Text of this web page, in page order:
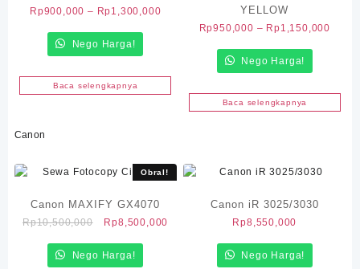
Rp900,000 – Rp1,300,000Rentang
Rp1,300,000
Nego Harga!
Baca selengkapnya
YELLOW
Rp950,000 – Rp1,150,000
Nego Harga!
Baca selengkapnya
Canon
Obral!
Canon MAXIFY GX4070
Rp10,500,000
Harga
adalah:
Rp8,500,000
Nego Harga!
Canon iR 3025/3030
Rp8,550,000
Nego Harga!